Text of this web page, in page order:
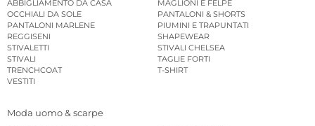
ABBIGLIAMENTO DA CASA
MAGLIONI E FELPE
OCCHIALI DA SOLE
PANTALONI & SHORTS
PANTALONI MARLENE
PIUMINI E TRAPUNTATI
REGGISENI
SHAPEWEAR
STIVALETTI
STIVALI CHELSEA
STIVALI
TAGLIE FORTI
TRENCHCOAT
T-SHIRT
VESTITI
Moda uomo & scarpe